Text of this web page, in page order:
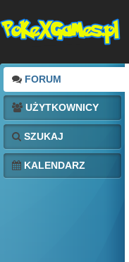
FORUM
UŻYTKOWNICY
SZUKAJ
KALENDARZ